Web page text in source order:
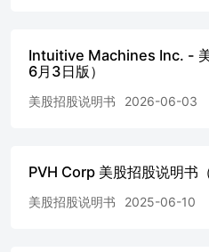
our common stock on the
per share. The aggregate
approximately$73,478,456,
closing price of our common
Market on May 29, 2026.
Intuitive Machines Inc. -
6月3日版）
美股招股说明书 2026-06-03
PVH Corp 美股招股说明书
美股招股说明书 2025-06-10